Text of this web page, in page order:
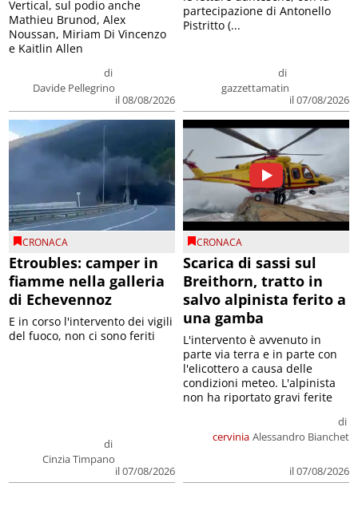
di
Davide Pellegrino
il 08/08/2026
Vertical, sul podio anche
Mathieu Brunod, Alex
Noussan, Miriam Di Vincenzo
e Kaitlin Allen
di
gazzettamatin
il 07/08/2026
partecipazione di Antonello
Pistritto (...
CRONACA
Etroubles: camper in
fiamme nella galleria
di Echevennoz
di
Cinzia Timpano
il 07/08/2026
E in corso l'intervento dei vigili
del fuoco, non ci sono feriti
CRONACA
Scarica di sassi sul
Breithorn, tratto in
salvo alpinista ferito a
una gamba
cervinia
di
Alessandro Bianchet
il 07/08/2026
L'intervento è avvenuto in
parte via terra e in parte con
l'elicottero a causa delle
condizioni meteo. L'alpinista
non ha riportato gravi ferite